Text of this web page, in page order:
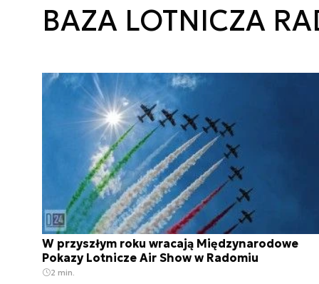
BAZA LOTNICZA
W przyszłym roku wracają Międzynarodowe
Pokazy Lotnicze Air Show w Radomiu
2 min.